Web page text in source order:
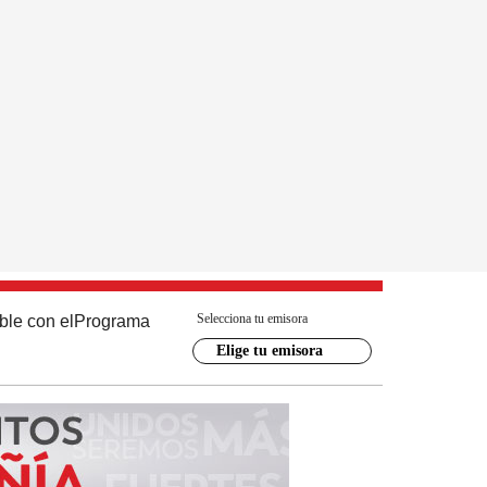
con el Programa Selecciona tu emisora
Elige tu emisora